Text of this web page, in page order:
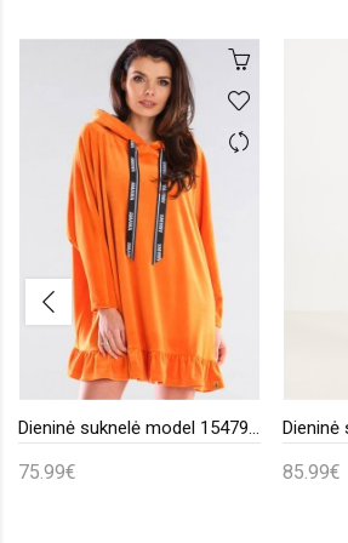
Dieninė suknelė model 154791 awama
75.99€ 85.99€